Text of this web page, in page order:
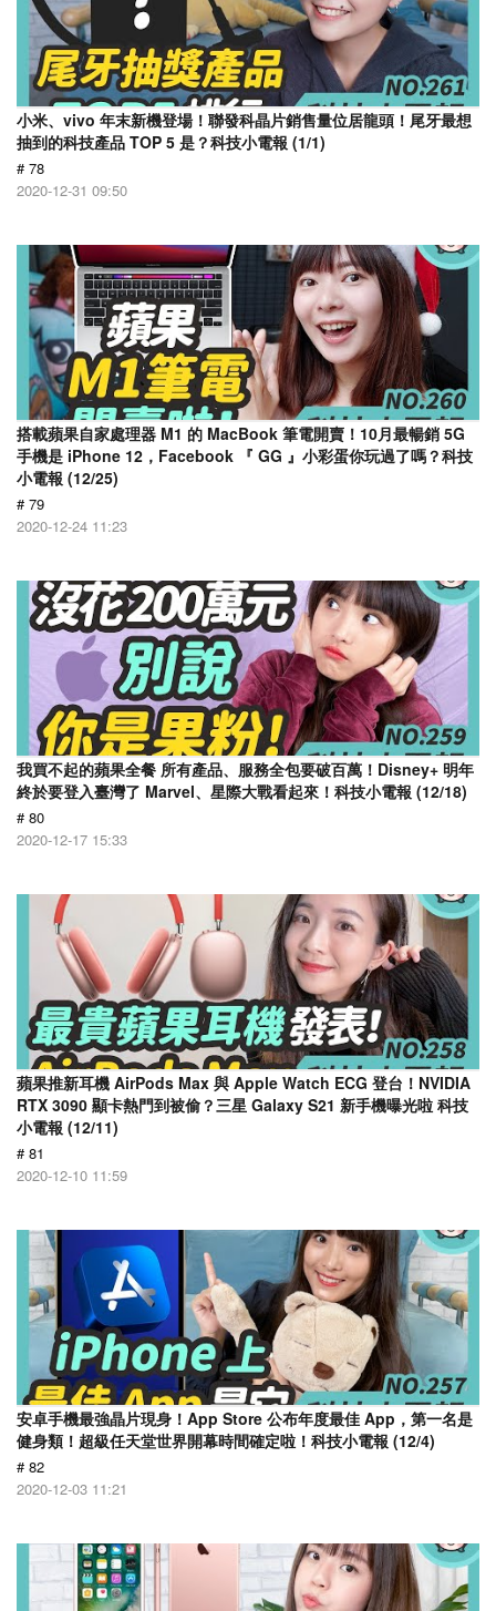
小米、vivo 年末新機登場！聯發科晶片銷售量位居龍頭！尾牙最想
抽到的科技產品 TOP 5 是？科技小電報 (1/1)
# 78
2020-12-31 09:50
搭載蘋果自家處理器 M1 的 MacBook 筆電開賣！10月最暢銷 5G
手機是 iPhone 12，Facebook 『 GG 』小彩蛋你玩過了嗎？科技
小電報 (12/25)
# 79
2020-12-24 11:23
我買不起的蘋果全餐 所有產品、服務全包要破百萬！Disney+ 明年
終於要登入臺灣了 Marvel、星際大戰看起來！科技小電報 (12/18)
# 80
2020-12-17 15:33
蘋果推新耳機 AirPods Max 與 Apple Watch ECG 登台！NVIDIA
RTX 3090 顯卡熱門到被偷？三星 Galaxy S21 新手機曝光啦 科技
小電報 (12/11)
# 81
2020-12-10 11:59
安卓手機最強晶片現身！App Store 公布年度最佳 App，第一名是
健身類！超級任天堂世界開幕時間確定啦！科技小電報 (12/4)
# 82
2020-12-03 11:21